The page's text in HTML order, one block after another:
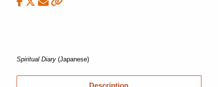
Spiritual Diary(Japanese)
Description